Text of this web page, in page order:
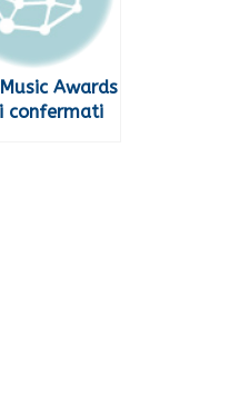
Awards
confermati